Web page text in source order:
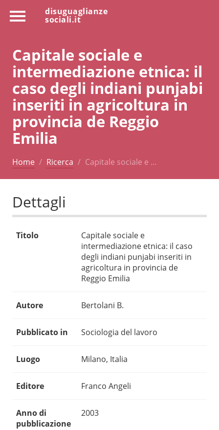
disuguaglianze
sociali.it
Capitale sociale e
intermediazione etnica: il
caso degli indiani punjabi
inseriti in agricoltura in
provincia de Reggio
Emilia
Home Ricerca Capitale sociale e …
Dettagli
Titolo
Capitale sociale e
intermediazione etnica: il caso
degli indiani punjabi inseriti in
agricoltura in provincia de
Reggio Emilia
Autore Bertolani B.
Pubblicato in Sociologia del lavoro
Luogo Milano, Italia
Editore Franco Angeli
Anno di
pubblicazione
2003